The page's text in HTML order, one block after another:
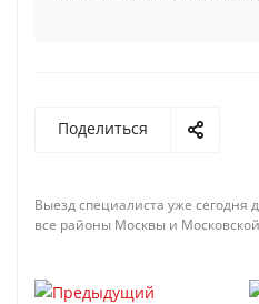
Поделиться
Выезд специалиста уже сегодня
все районы Москвы и